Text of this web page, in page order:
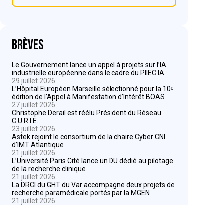
Brèves
Le Gouvernement lance un appel à projets sur l’IA
industrielle européenne dans le cadre du PIIEC IA
29 juillet 2026
L’Hôpital Européen Marseille sélectionné pour la 10ᵉ
édition de l’Appel à Manifestation d’Intérêt BOAS
27 juillet 2026
Christophe Derail est réélu Président du Réseau
C.U.R.I.E.
23 juillet 2026
Astek rejoint le consortium de la chaire Cyber CNI
d’IMT Atlantique
21 juillet 2026
L’Université Paris Cité lance un DU dédié au pilotage
de la recherche clinique
21 juillet 2026
La DRCI du GHT du Var accompagne deux projets de
recherche paramédicale portés par la MGEN
21 juillet 2026